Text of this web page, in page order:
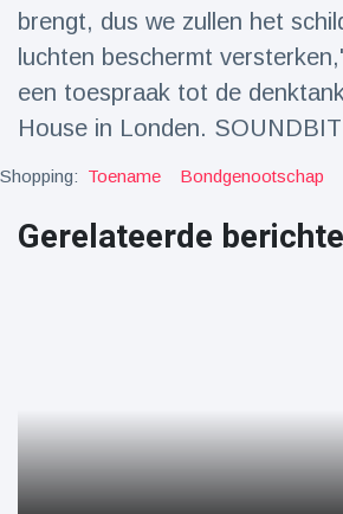
Adembenemende
beelden:
acrobaat toont
spectaculaire
stunts
17 July
28 Bekeken
Een van de
grootste
radiotelescopen
in
brengt, dus we zullen het
luchten beschermt
een toespraak tot de
House in Londen.
Shopping: Toename Bondgenootschap
Gerelateerde